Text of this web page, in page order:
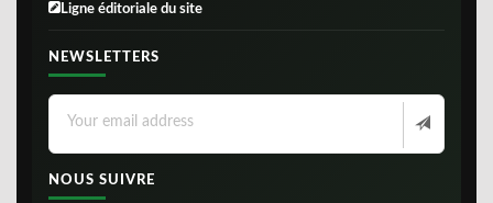
Ligne éditoriale du site
NEWSLETTERS
NOUS SUIVRE